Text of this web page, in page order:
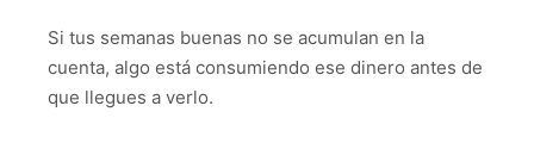
Si tus semanas buenas no se acumulan en la
cuenta, algo está consumiendo ese dinero antes de
que llegues a verlo.